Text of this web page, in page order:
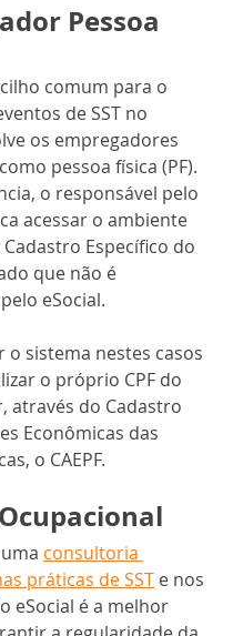
Pessoa
comum para o
de SST no
os empregadores
pessoa física (PF).
o responsável pelo
acessar o ambiente
Específico do
que não é
eSocial.
o sistema nestes casos
o próprio CPF do
através do Cadastro
Econômicas das
o CAEPF.
consultoria
práticas de SST e nos
eSocial é a melhor